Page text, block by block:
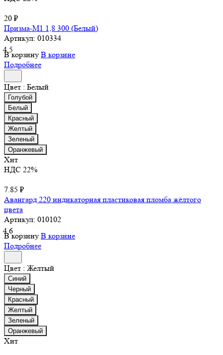
20 ₽
Призма-М1 1,8 300 (Белый)
Артикул: 010334
4.5
В корзину В корзине
Подробнее
Цвет : Белый
Голубой
Белый
Красный
Желтый
Зеленый
Оранжевый
Хит
НДС 22%
7.85 ₽
Авангард 220 индикаторная пластиковая пломба жёлтого
цвета
Артикул: 010102
4.6
В корзину В корзине
Подробнее
Цвет : Желтый
Синий
Черный
Красный
Желтый
Зеленый
Оранжевый
Хит